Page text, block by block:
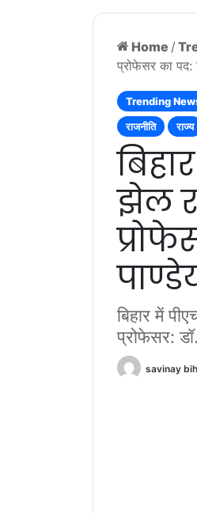
Home /
प्रोफेसर का पद:
Trending
राजनीति
राज्य
झेल
बिहार में
प्रोफेसर:
savinay